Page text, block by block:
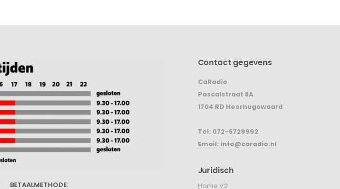
BETAALMETHODE:
Contact gegevens
CaRadio
Pascalstraat 8A
1704 RD Heerhugowaard
Tel: 072-5729992
Email: info@caradio.nl
Juridisch
Home V2